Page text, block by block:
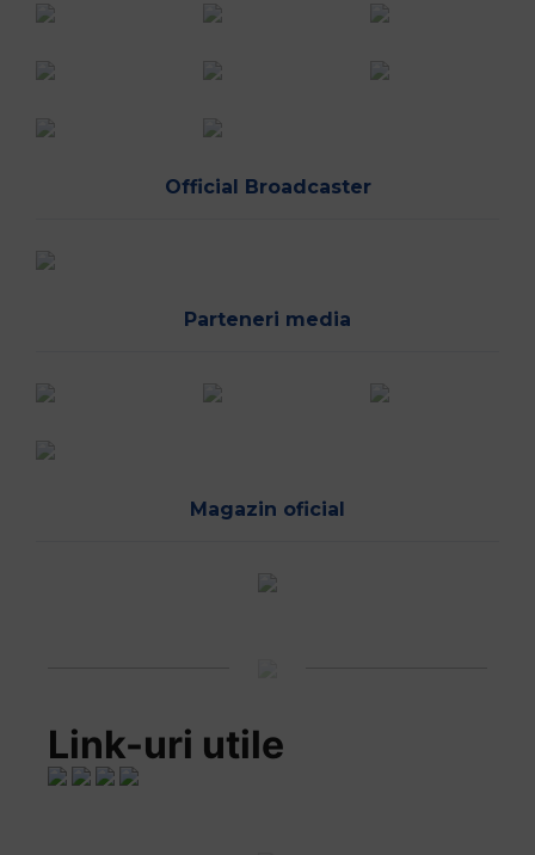
Official Broadcaster
Parteneri media
Magazin oficial
Link-uri utile